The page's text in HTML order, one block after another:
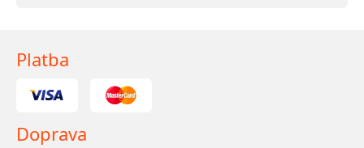
Platba
Doprava